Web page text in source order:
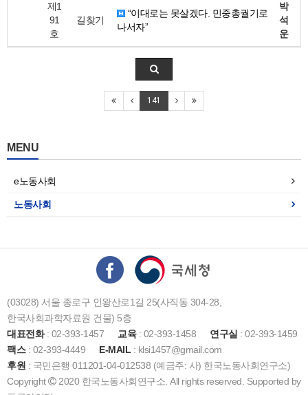
제1
91
호
길찾기
“이대로는 못살겠다. 민중총궐기로
나서자”
박
석
운
141
MENU
e노동사회
노동사회
(03028) 서울 종로구 인왕산로1길 25(사직동 304-28,
한국사회과학자료원 건물) 5층
대표전화: 02-393-1457 교육: 02-393-1458 연구실 : 02-393-1459
팩스: 02-393-4449 E-MAIL : klsi1457@gmail.com
후원 : 국민은행 011201-04-012538 (예금주: 사) 한국노동사회연구소)
Copyright
2020 한국노동사회연구소. All rights reserved. Supported by